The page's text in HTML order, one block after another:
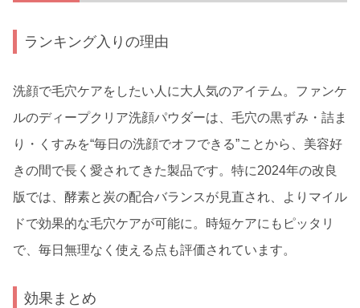
ランキング入りの理由
洗顔で毛穴ケアをしたい人に大人気のアイテム。ファンケ
ルのディープクリア洗顔パウダーは、毛穴の黒ずみ・詰ま
り・くすみを“毎日の洗顔でオフできる”ことから、美容好
きの間で長く愛されてきた製品です。特に2024年の改良
版では、酵素と炭の配合バランスが見直され、よりマイル
ドで効果的な毛穴ケアが可能に。時短ケアにもピッタリ
で、毎日無理なく使える点も評価されています。
効果まとめ